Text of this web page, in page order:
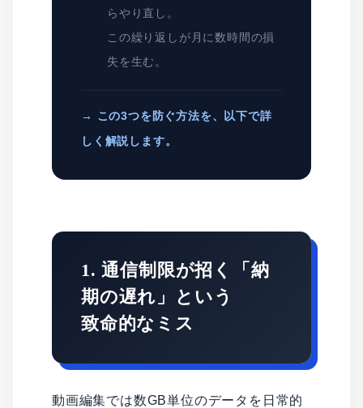
らやり直し。
この繰り返しが月に数時間の損
失を生む。
→ この3つを防ぐ方法を、以下で詳
しく解説します。
1. 通信制限が招く「納
期の遅れ」という
致命的なミス
動画編集では数GB単位のデータを日常的